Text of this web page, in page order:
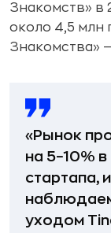
Знакомств» в
около 4,5 млн
Знакомства»
«Рынок
на 5−10%
стартапа,
уходом